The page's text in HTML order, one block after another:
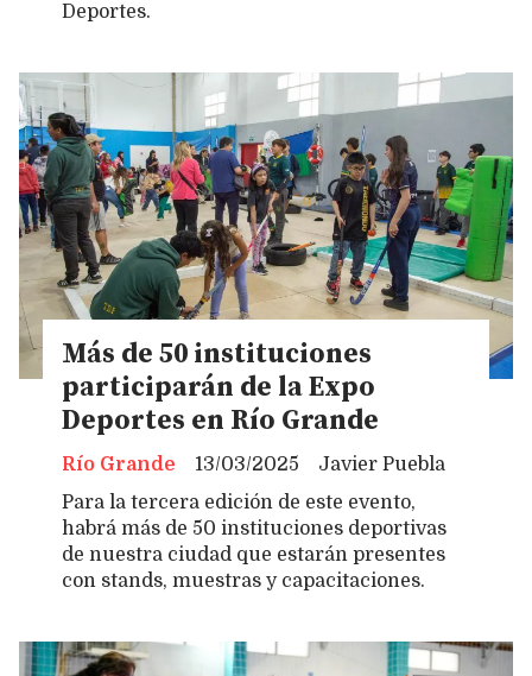
Deportes.
Más de 50 instituciones
participarán de la Expo
Deportes en Río Grande
Javier Puebla
Río Grande
13/03/2025
Para la tercera edición de este evento,
habrá más de 50 instituciones deportivas
de nuestra ciudad que estarán presentes
con stands, muestras y capacitaciones.